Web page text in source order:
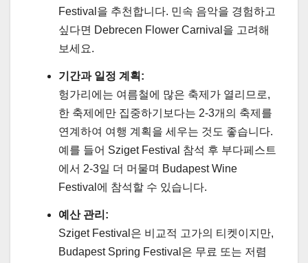
Festival을 추천합니다. 민속 음악을 경험하고
싶다면 Debrecen Flower Carnival을 고려해
보세요.
기간과 일정 계획:
헝가리에는 여름철에 많은 축제가 열리므로,
한 축제에만 집중하기보다는 2-3개의 축제를
연계하여 여행 계획을 세우는 것도 좋습니다.
예를 들어 Sziget Festival 참석 후 부다페스트
에서 2-3일 더 머물며 Budapest Wine
Festival에 참석할 수 있습니다.
예산 관리:
Sziget Festival은 비교적 고가의 티켓이지만,
Budapest Spring Festival은 무료 또는 저렴